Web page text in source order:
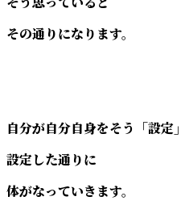
その通りになります。
自分が自分自身をそう「設定
設定した通りに
体がなっていきます。